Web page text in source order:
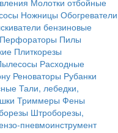
Молотки отбойные
Ножницы Обогреватели
бензиновые
Перфораторы Пилы
Плиткорезы
Расходные
Реноваторы Рубанки
Тали, лебедки,
Триммеры Фены
Штроборезы,
пневмоинструмент